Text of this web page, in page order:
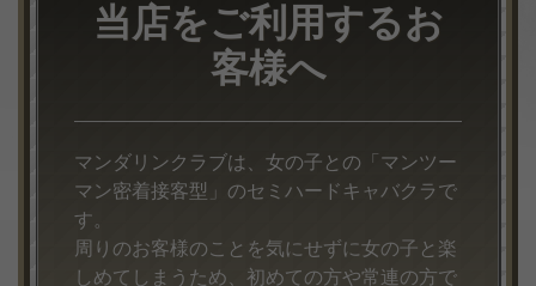
当店をご利用するお
客様へ
マンダリンクラブは、女の子との「マンツー
マン密着接客型」のセミハードキャバクラで
す。
周りのお客様のことを気にせずに女の子と楽
しめてしまうため、初めての方や常連の方で